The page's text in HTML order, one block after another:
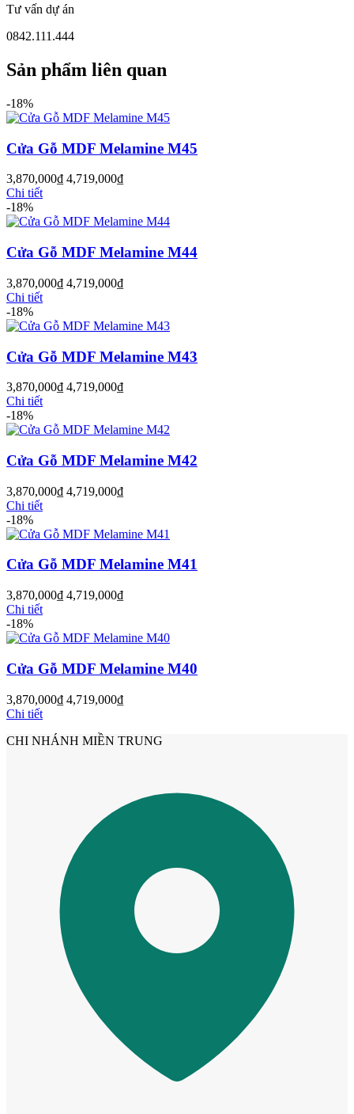
Cửa Nhựa Y@door
Cửa nhựa Composite Đài Loan
Tư vấn dự án
0842.111.444
Sản phẩm liên quan
-18%
Cửa Gỗ MDF Melamine M45
3,870,000₫ 4,719,000₫
Chi tiết
-18%
Cửa Gỗ MDF Melamine M44
3,870,000₫ 4,719,000₫
Chi tiết
-18%
Cửa Gỗ MDF Melamine M43
3,870,000₫ 4,719,000₫
Chi tiết
-18%
Cửa Gỗ MDF Melamine M42
3,870,000₫ 4,719,000₫
Chi tiết
-18%
Cửa Gỗ MDF Melamine M41
3,870,000₫ 4,719,000₫
Chi tiết
-18%
Cửa Gỗ MDF Melamine M40
3,870,000₫ 4,719,000₫
Chi tiết
CHI NHÁNH MIỀN TRUNG